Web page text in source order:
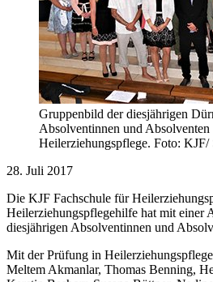
Gruppenbild der diesjährigen
Absolventinnen und Absolventen
Heilerziehungspflege. Foto: KJF/
28. Juli 2017
Die KJF Fachschule für
Heilerziehungspflegehilfe hat mit einer
diesjährigen Absolventinnen und
Mit der Prüfung in Heilerziehungspflege
Meltem Akmanlar, Thomas Benning,